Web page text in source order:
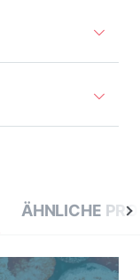
ÄHNLICHE